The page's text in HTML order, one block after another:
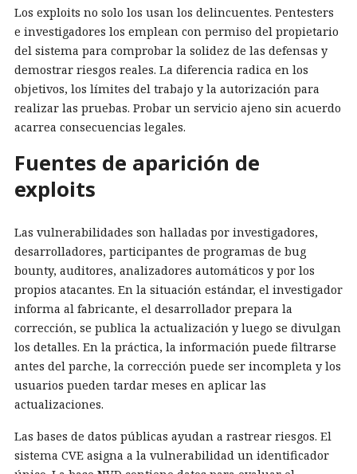
Los exploits no solo los usan los delincuentes. Pentesters
e investigadores los emplean con permiso del propietario
del sistema para comprobar la solidez de las defensas y
demostrar riesgos reales. La diferencia radica en los
objetivos, los límites del trabajo y la autorización para
realizar las pruebas. Probar un servicio ajeno sin acuerdo
acarrea consecuencias legales.
Fuentes de aparición de
exploits
Las vulnerabilidades son halladas por investigadores,
desarrolladores, participantes de programas de bug
bounty, auditores, analizadores automáticos y por los
propios atacantes. En la situación estándar, el investigador
informa al fabricante, el desarrollador prepara la
corrección, se publica la actualización y luego se divulgan
los detalles. En la práctica, la información puede filtrarse
antes del parche, la corrección puede ser incompleta y los
usuarios pueden tardar meses en aplicar las
actualizaciones.
Las bases de datos públicas ayudan a rastrear riesgos. El
sistema CVE asigna a la vulnerabilidad un identificador